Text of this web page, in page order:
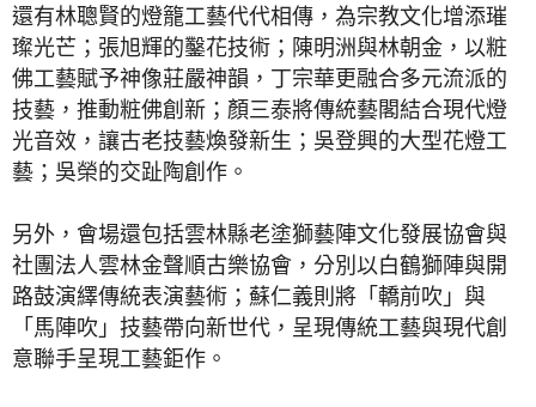
還有林聰賢的燈籠工藝代代相傳，為宗教文化增添璀
璨光芒；張旭輝的鑿花技術；陳明洲與林朝金，以粧
佛工藝賦予神像莊嚴神韻，丁宗華更融合多元流派的
技藝，推動粧佛創新；顏三泰將傳統藝閣結合現代燈
光音效，讓古老技藝煥發新生；吳登興的大型花燈工
藝；吳榮的交趾陶創作。
另外，會場還包括雲林縣老塗獅藝陣文化發展協會與
社團法人雲林金聲順古樂協會，分別以白鶴獅陣與開
路鼓演繹傳統表演藝術；蘇仁義則將「轎前吹」與
「馬陣吹」技藝帶向新世代，呈現傳統工藝與現代創
意聯手呈現工藝鉅作。